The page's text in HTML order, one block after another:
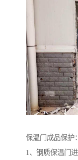
保温门成品保护
1、钢质保温门